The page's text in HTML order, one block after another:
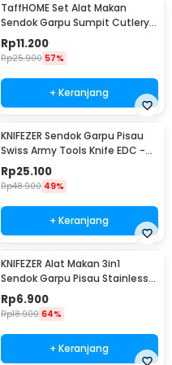
TaffHOME Set Alat Makan
Sendok Garpu Sumpit Cutlery
with Pouch - CJ0091
Rp11.200
Rp25.900 57%
+ Keranjang
KNIFEZER Sendok Garpu Pisau
Swiss Army Tools Knife EDC -
A010
Rp25.100
Rp48.900 49%
+ Keranjang
KNIFEZER Alat Makan 3in1
Sendok Garpu Pisau Stainless
Travel 20cm - HG1514
Rp6.900
Rp18.900 64%
+ Keranjang